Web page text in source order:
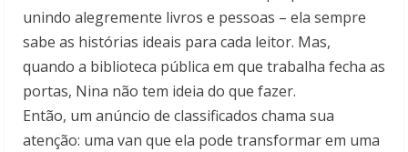
unindo alegremente livros e pessoas – ela sempre
sabe as histórias ideais para cada leitor. Mas,
quando a biblioteca pública em que trabalha fecha as
portas, Nina não tem ideia do que fazer.
Então, um anúncio de classificados chama sua
atenção: uma van que ela pode transformar em uma